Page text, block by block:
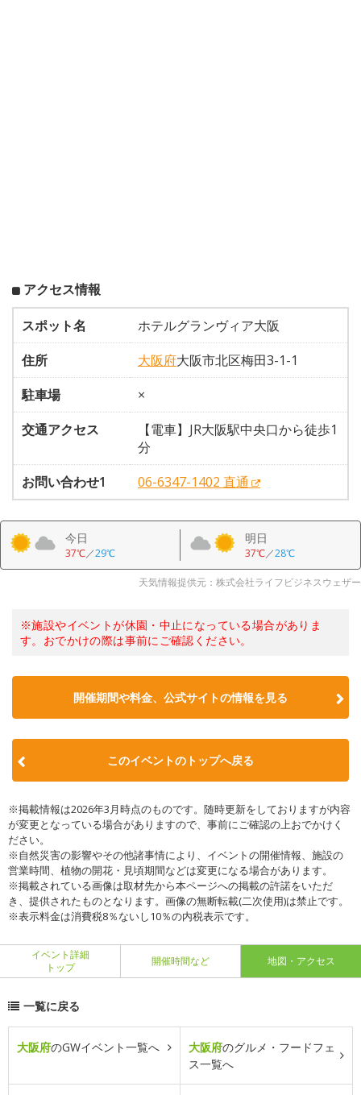
アクセス情報
スポット名
ホテルグランヴィア大阪
住所
大阪府大阪市北区梅田3-1-1
駐車場
×
交通アクセス
【電車】JR大阪駅中央口から徒歩1
分
お問い合わせ1
06-6347-1402 直通
今日
37℃／29℃
明日
37℃／28℃
天気情報提供元：株式会社ライフビジネスウェザー
※施設やイベントが休園・中止になっている場合がありま
す。おでかけの際は事前にご確認ください。
開催期間や料金、公式サイトの情報を見る
このイベントのトップへ戻る
※掲載情報は2026年3月時点のものです。随時更新をしておりますが内容
が変更となっている場合がありますので、事前にご確認の上おでかけく
ださい。
※自然災害の影響やその他諸事情により、イベントの開催情報、施設の
営業時間、植物の開花・見頃期間などは変更になる場合があります。
※掲載されている画像は取材先から本ページへの掲載の許諾をいただ
き、提供されたものとなります。画像の無断転載(二次使用)は禁止です。
※表示料金は消費税8％ないし10％の内税表示です。
イベント詳細
トップ
開催時間など 地図・アクセス
一覧に戻る
大阪府のGWイベント一覧へ 大阪府のグルメ・フードフェ
ス一覧へ